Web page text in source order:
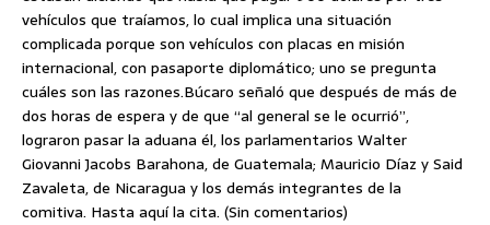
vehículos que traíamos, lo cual implica una situación
complicada porque son vehículos con placas en misión
internacional, con pasaporte diplomático; uno se pregunta
cuáles son las razones.Búcaro señaló que después de más de
dos horas de espera y de que “al general se le ocurrió”,
lograron pasar la aduana él, los parlamentarios Walter
Giovanni Jacobs Barahona, de Guatemala; Mauricio Díaz y Said
Zavaleta, de Nicaragua y los demás integrantes de la
comitiva. Hasta aquí la cita. (Sin comentarios)